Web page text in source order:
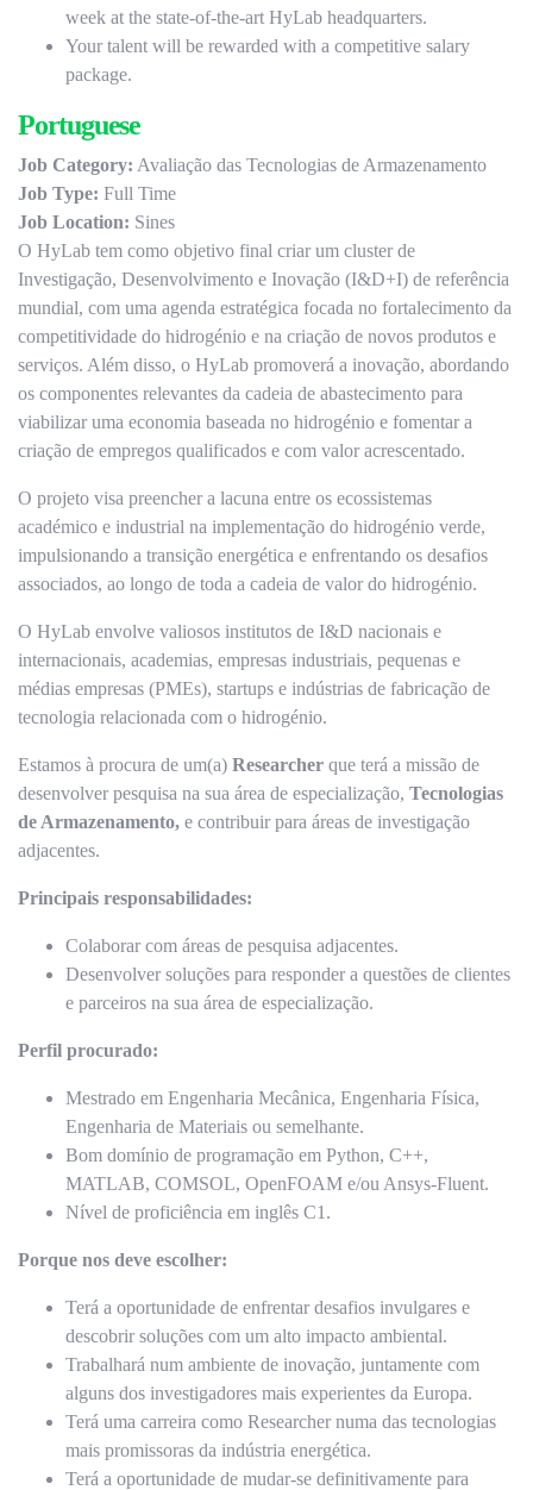
week at the state-of-the-art HyLab headquarters.
Your talent will be rewarded with a competitive salary
package.
Portuguese
Job Category: Avaliação das Tecnologias de Armazenamento
Job Type: Full Time
Job Location: Sines
O HyLab tem como objetivo final criar um cluster de
Investigação, Desenvolvimento e Inovação (I&D+I) de referência
mundial, com uma agenda estratégica focada no fortalecimento da
competitividade do hidrogénio e na criação de novos produtos e
serviços. Além disso, o HyLab promoverá a inovação, abordando
os componentes relevantes da cadeia de abastecimento para
viabilizar uma economia baseada no hidrogénio e fomentar a
criação de empregos qualificados e com valor acrescentado.
O projeto visa preencher a lacuna entre os ecossistemas
académico e industrial na implementação do hidrogénio verde,
impulsionando a transição energética e enfrentando os desafios
associados, ao longo de toda a cadeia de valor do hidrogénio.
O HyLab envolve valiosos institutos de I&D nacionais e
internacionais, academias, empresas industriais, pequenas e
médias empresas (PMEs), startups e indústrias de fabricação de
tecnologia relacionada com o hidrogénio.
Estamos à procura de um(a) Researcher que terá a missão de
desenvolver pesquisa na sua área de especialização, Tecnologias
de Armazenamento, e contribuir para áreas de investigação
adjacentes.
Principais responsabilidades:
Colaborar com áreas de pesquisa adjacentes.
Desenvolver soluções para responder a questões de clientes
e parceiros na sua área de especialização.
Perfil procurado:
Mestrado em Engenharia Mecânica, Engenharia Física,
Engenharia de Materiais ou semelhante.
Bom domínio de programação em Python, C++,
MATLAB, COMSOL, OpenFOAM e/ou Ansys-Fluent.
Nível de proficiência em inglês C1.
Porque nos deve escolher:
Terá a oportunidade de enfrentar desafios invulgares e
descobrir soluções com um alto impacto ambiental.
Trabalhará num ambiente de inovação, juntamente com
alguns dos investigadores mais experientes da Europa.
Terá uma carreira como Researcher numa das tecnologias
mais promissoras da indústria energética.
Terá a oportunidade de mudar-se definitivamente para